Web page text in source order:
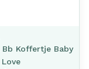
Bb Koffertje Baby